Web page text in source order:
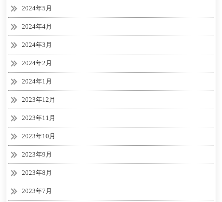
2024年5月
2024年4月
2024年3月
2024年2月
2024年1月
2023年12月
2023年11月
2023年10月
2023年9月
2023年8月
2023年7月